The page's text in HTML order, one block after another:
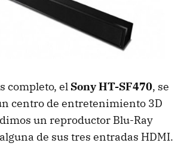
completo, el Sony HT-SF470, se
centro de entretenimiento 3D
un reproductor Blu-Ray
de sus tres entradas HDMI.